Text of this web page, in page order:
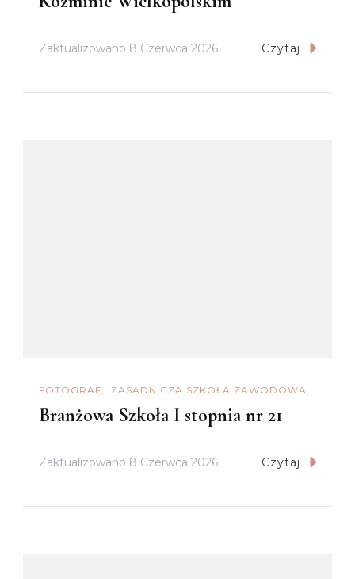
Zaktualizowano 8 Czerwca 2026 Czytaj
FOTOGRAF ZASADNICZA SZKOŁA ZAWODOWA
Branżowa Szkoła I stopnia nr 21
Zaktualizowano 8 Czerwca 2026 Czytaj